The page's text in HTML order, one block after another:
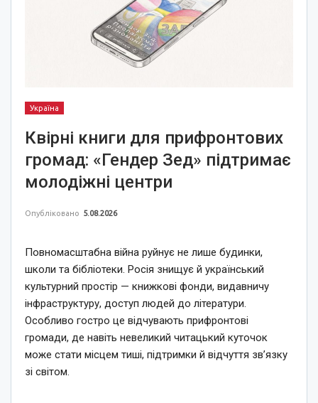
Україна
Квірні книги для прифронтових
громад: «Гендер Зед» підтримає
молодіжні центри
Опубліковано 5.08.2026
Повномасштабна війна руйнує не лише будинки,
школи та бібліотеки. Росія знищує й український
культурний простір — книжкові фонди, видавничу
інфраструктуру, доступ людей до літератури.
Особливо гостро це відчувають прифронтові
громади, де навіть невеликий читацький куточок
може стати місцем тиші, підтримки й відчуття зв’язку
зі світом.